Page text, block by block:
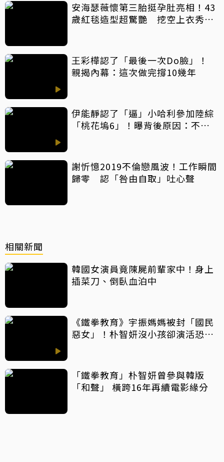
安海瑟薇懷第三胎挺孕肚亮相！43
歲紅毯造型超驚艷 挖空上衣秀孕
王彩樺認了「最後一次Do臉」！
親揭內幕：這次做完撐10幾年
伊能靜認了「逼」小哈利參加陸綜
「桃花塢6」！曝背後原因：不希
謝忻憶2019不倫戀風波！工作瞬間
歸零 認「咎由自取」吐心聲
相關新聞
韓國女演員竟陳屍前輩家中！身上
插菜刀、倒臥血泊中
《鐵拳教育》宇振媽媽被封「國民
惡女」！朴智妍沒小孩卻演活恐龍
「鐵拳教育」朴智妍曾參與韓版
「和聲」 橫跨16年再續電影緣分